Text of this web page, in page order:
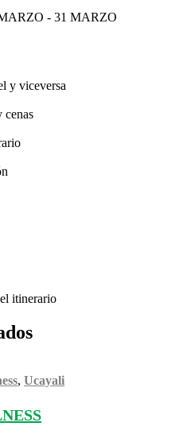
- 31 MARZO
y viceversa
cenas
itinerario
, Ucayali